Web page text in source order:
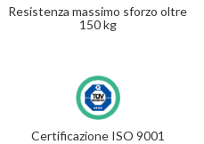
Resistenza massimo sforzo oltre
150 kg
Certificazione ISO 9001